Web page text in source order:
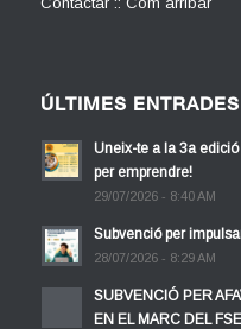
ÚLTIMES ENTRADES
Uneix-te a la 3a
per emprendre!
29/07/2026 - 8:40 AM
Subvenció per
28/07/2026 - 8:29 AM
SUBVENCIÓ PER
EN EL MARC DEL